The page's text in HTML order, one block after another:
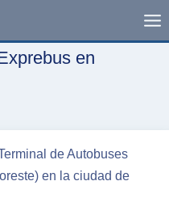
en
de Autobuses
en la ciudad de